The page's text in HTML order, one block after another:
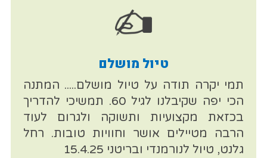
טיול מושלם
תמי יקרה תודה על טיול מושלם..... המתנה
הכי יפה שקיבלנו לגיל 60. תמשיכי להדריך
בכזאת מקצועיות ותשוקה ולגרום לעוד
הרבה מטיילים אושר וחוויות טובות. רחל
גלנט, טיול לנורמנדי ובריטני 15.4.25